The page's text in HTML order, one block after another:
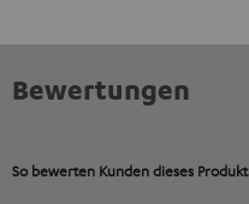
Bewertungen
So bewerten Kunden dieses Produkt